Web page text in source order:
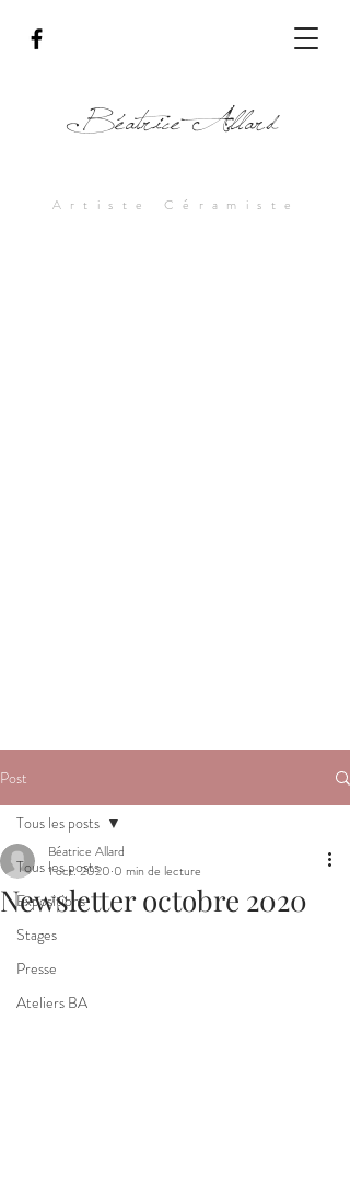
Béatrice Allard
Artiste Céramiste
Post
Tous les posts
Expositions
Stages
Presse
Ateliers BA
Tous les posts
Newsletter octobre 2020
Béatrice Allard
1 oct. 2020 0 min de lecture